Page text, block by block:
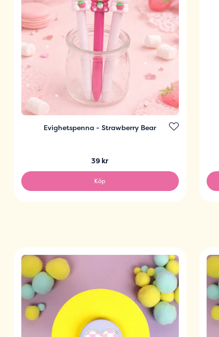
Evighetspenna - Strawberry Bear
39 kr
Köp